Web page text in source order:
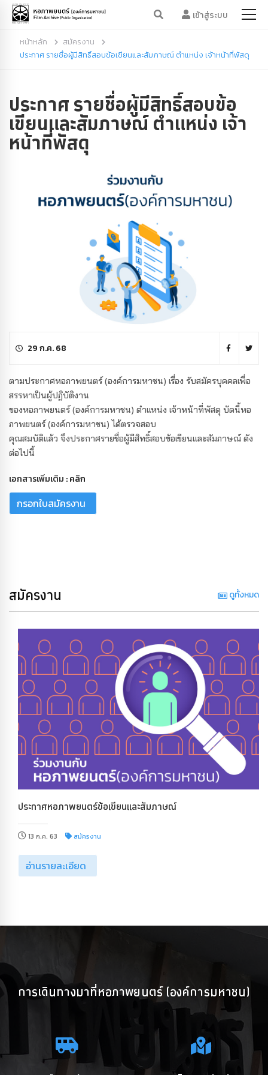
เข้าสู่ระบบ
หน้าหลัก
สมัครงาน
ประกาศ รายชื่อผู้มีสิทธิ์สอบข้อเขียนและสัมภาษณ์ ตำแหน่ง เจ้าหน้าที่พัสดุ
ประกาศ รายชื่อผู้มีสิทธิ์สอบข้อ
เขียนและสัมภาษณ์ ตำแหน่ง เจ้า
หน้าที่พัสดุ
29 ก.ค. 68
ตามประกาศหอภาพยนตร์ (องค์การมหาชน) เรื่อง รับสมัครบุคคลเพื่อ
สรรหาเป็นผู้ปฏิบัติงาน
ของหอภาพยนตร์ (องค์การมหาชน) ตำแหน่ง เจ้าหน้าที่พัสดุ บัดนี้หอ
ภาพยนตร์ (องค์การมหาชน) ได้ตรวจสอบ
คุณสมบัติแล้ว จึงประกาศรายชื่อผู้มีสิทธิ์สอบข้อเขียนและสัมภาษณ์ ดัง
ต่อไปนี้
เอกสารเพิ่มเติม :คลิก
กรอกใบสมัครงาน
สมัครงาน ดูทั้งหมด
ประกาศหอภาพยนตร์ข้อเขียนและสัมภาษณ์
13 ก.ค. 63 สมัครงาน
อ่านรายละเอียด
การเดินทางมาที่หอภาพยนตร์ (องค์การมหาชน)